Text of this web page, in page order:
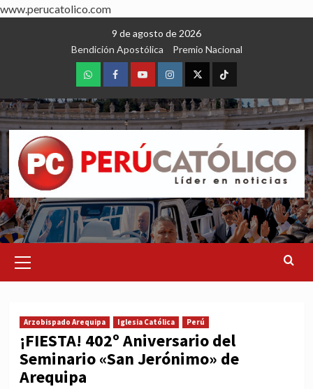
www.perucatolico.com
9 de agosto de 2026
Bendición Apostólica
Premio Nacional
WhatsAppFacebookYoutubeInstagram
X TikTok
Menu
Arzobispado Arequipa Iglesia Católica Perú
¡FIESTA! 402º Aniversario del
Seminario «San Jerónimo» de
Arequipa